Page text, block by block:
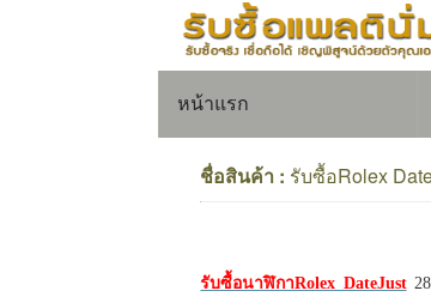
หน้าแรก
ชื่อสินค้า : รับซื้อRolex
รับซื้อนาฬิกาRolex DateJust28